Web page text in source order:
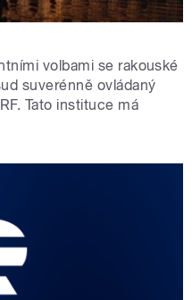
volbami se rakouské
suverénně ovládaný
Tato instituce má